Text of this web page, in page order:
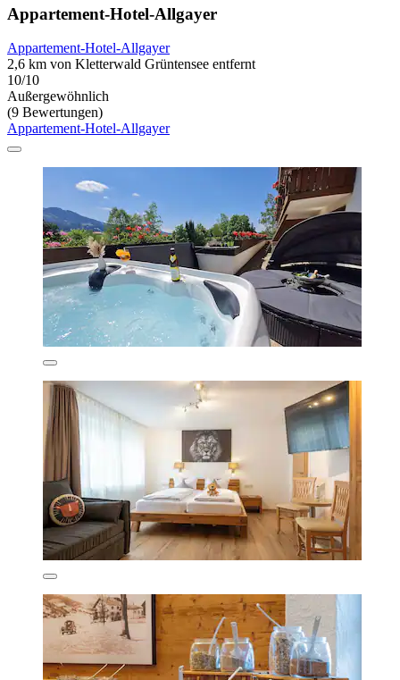
Appartement-Hotel-Allgayer
Appartement-Hotel-Allgayer
2,6 km von Kletterwald Grüntensee entfernt
10/10
Außergewöhnlich
(9 Bewertungen)
Appartement-Hotel-Allgayer